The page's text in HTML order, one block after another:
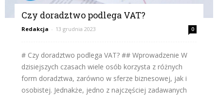
Czy doradztwo podlega VAT?
Redakcja - 13 grudnia 2023 0
# Czy doradztwo podlega VAT? ## Wprowadzenie W
dzisiejszych czasach wiele osób korzysta z różnych
form doradztwa, zarówno w sferze biznesowej, jak i
osobistej. Jednakże, jedno z najczęściej zadawanych